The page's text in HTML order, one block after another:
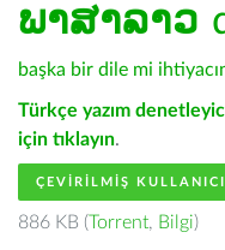
ພາສາລາວ
başka bir dile mi
Türkçe yazım
için tıklayın.
ÇEVIRILMIŞ
886 KB (Torrent, Bilgi)